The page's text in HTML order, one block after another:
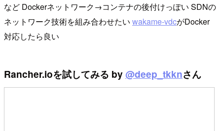
など Dockerネットワーク→コンテナの後付けっぽい SDNの
ネットワーク技術を組み合わせたい wakame-vdcがDocker
対応したら良い
Rancher.ioを試してみる by@deep_tkknさん